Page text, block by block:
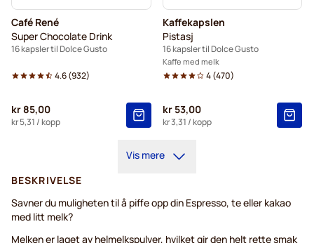
Café René
Super Chocolate Drink
16 kapsler til Dolce Gusto
4.6(932)
kr 85,00
kr 5,31 / kopp
Kaffekapslen
Pistasj
16 kapsler til Dolce Gusto
Kaffe med melk
4(470)
kr 53,00
kr 3,31 / kopp
Vis mere
BESKRIVELSE
Savner du muligheten til å piffe opp din Espresso, te eller kakao
med litt melk?
Melken er laget av helmelkspulver, hvilket gir den helt rette smak